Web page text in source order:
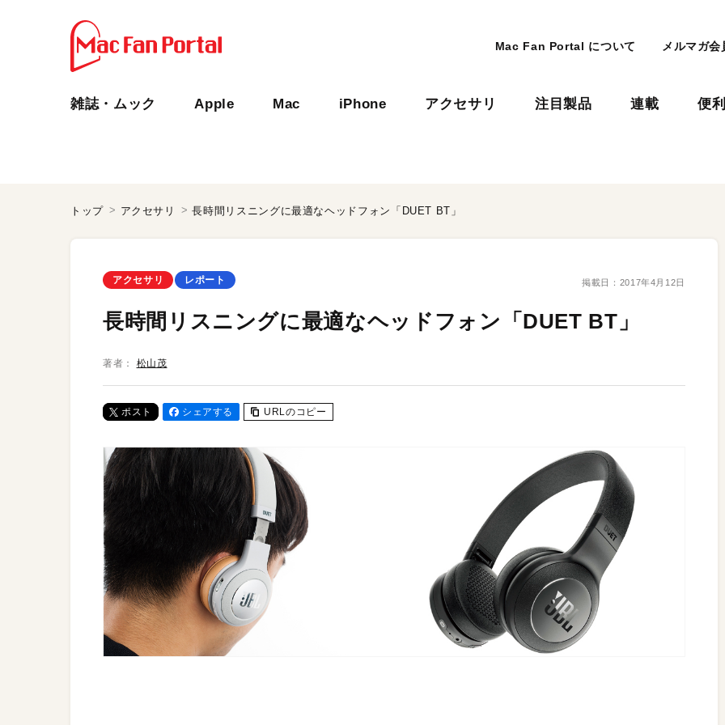
Mac Fan Portal について メルマガ会
雑誌・ムック Apple Mac iPhone アクセサリ 注目製品 連載 便
トップ アクセサリ 長時間リスニングに最適なヘッドフォン「DUET BT」
アクセサリ レポート 掲載日： 2017年4月12日
長時間リスニングに最適なヘッドフォン「DUET BT」
著者： 松山茂
ポスト シェアする URLのコピー